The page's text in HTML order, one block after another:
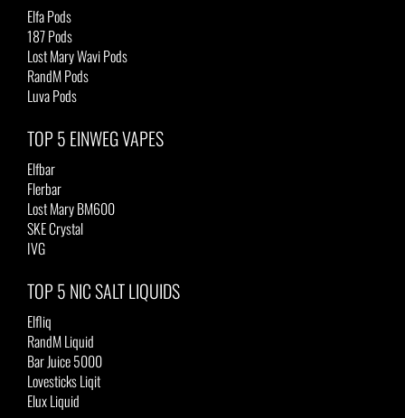
Elfa Pods
187 Pods
Lost Mary Wavi Pods
RandM Pods
Luva Pods
TOP 5 EINWEG VAPES
Elfbar
Flerbar
Lost Mary BM600
SKE Crystal
IVG
TOP 5 NIC SALT LIQUIDS
Elfliq
RandM Liquid
Bar Juice 5000
Lovesticks Liqit
Elux Liquid